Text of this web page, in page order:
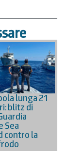
lunga 21
blitz di
Sea
contro la